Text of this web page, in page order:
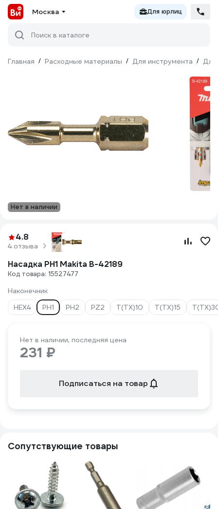
Москва Для юрлиц
Поиск в каталоге
Главная / Расходные материалы / Для инструмента / Для
Нет в наличии
4.8
4 отзыва
Насадка PH1 Makita B-42189
Код товара: 15527477
Наконечник
HEX4
PH1 PH2 PZ2 Т(ТХ)10 Т(ТХ)15
Нет в наличии, последняя цена
231 ₽
Подписаться на товар
Сопутствующие товары